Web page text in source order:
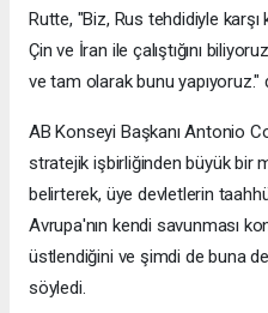
Rutte, "Biz, Rus tehdidiyle karşı
Çin ve İran ile çalıştığını
ve tam olarak bunu yapıyoruz."
AB Konseyi Başkanı Antonio
stratejik işbirliğinden büyük bir
belirterek, üye devletlerin
Avrupa'nın kendi savunması
üstlendiğini ve şimdi de buna
söyledi.